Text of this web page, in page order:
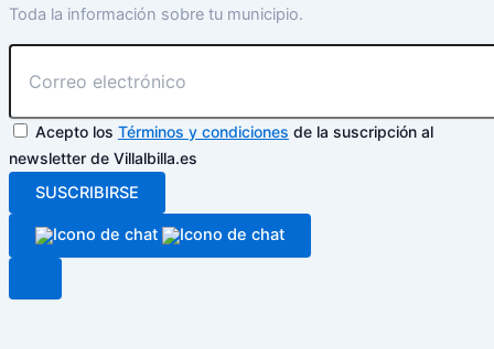
Toda la información sobre tu municipio.
Acepto los Términos y condiciones de la suscripción al
newsletter de Villalbilla.es
SUSCRIBIRSE